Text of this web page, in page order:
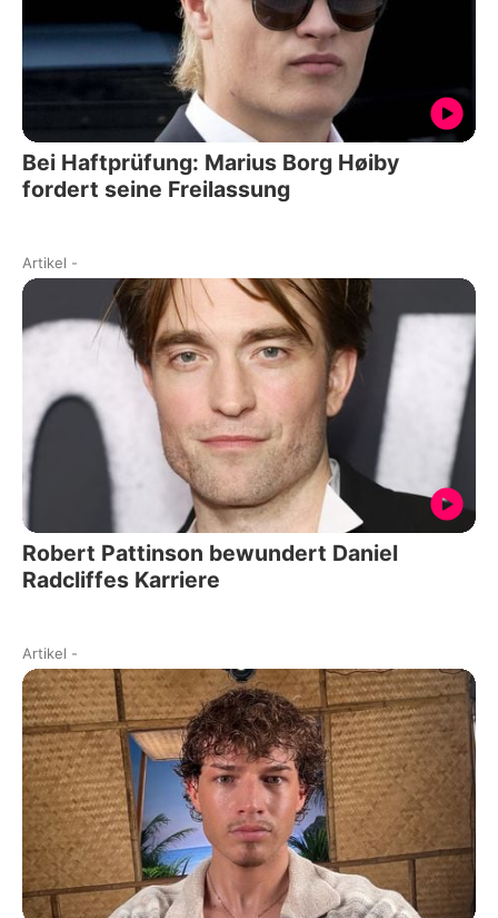
Bei Haftprüfung: Marius Borg Høiby
fordert seine Freilassung
Artikel -
Robert Pattinson bewundert Daniel
Radcliffes Karriere
Artikel -